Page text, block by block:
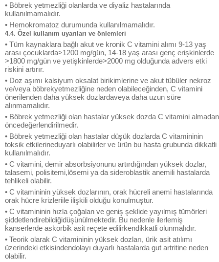
• Böbrek yetmezliği olanlarda ve diyaliz hastalarında
kullanılmamalıdır.
• Hemokromatoz durumunda kullanılmamalıdır.
4.4. Özel kullanım uyarıları ve önlemleri
• Tüm kaynaklara bağlı akut ve kronik C vitamini alımı 9-13 yaş
arası çocuklarda>1200 mg/gün, 14-18 yaş arası genç erişkinlerde
>1800 mg/gün ve yetişkinlerde>2000 mg olduğunda advers etki
riskini artırır.
• Doz aşımı kalsiyum oksalat birikimlerine ve akut tübüler nekroz
ve/veya böbrekyetmezliğine neden olabileceğinden, C vitamini
önerilenden daha yüksek dozlardaveya daha uzun süre
alınmamalıdır.
• Böbrek yetmezliği olan hastalar yüksek dozda C vitamini almadan
öncedeğerlendirilmedir.
• Böbrek yetmezliği olan hastalar düşük dozlarda C vitamininin
toksik etkilerineduyarlı olabilirler ve ürün bu hasta grubunda dikkatli
kullanılmalıdır.
• C vitamini, demir absorbsiyonunu artırdığından yüksek dozlar,
talasemi, polisitemi,lösemi ya da sideroblastik anemili hastalarda
tehlikeli olabilir.
• C vitamininin yüksek dozlarının, orak hücreli anemi hastalarında
orak hücre krizleriile ilişkili olduğu konulmuştur.
• C vitamininin hızla çoğalan ve geniş şeklide yayılmış tümörleri
şiddetlendirebildiğidüşünülmektedir. Bu nedenle ilerlemiş
kanserlerde askorbik asit reçete edilirkendikkatli olunmalıdır.
• Teorik olarak C vitamininin yüksek dozları, ürik asit atılımı
üzerindeki etkisindendolayı duyarlı hastalarda gut artritine neden
olabilir.